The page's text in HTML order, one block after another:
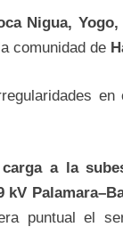
Nigua,
comunidad de
en
a la
puntual el